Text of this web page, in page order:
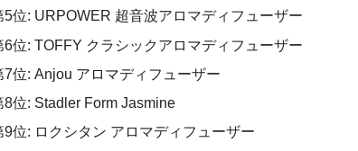
5位: URPOWER 超音波アロマディフューザー
6位: TOFFY クラシックアロマディフューザー
7位: Anjou アロマディフューザー
8位: Stadler Form Jasmine
9位: ロクシタン アロマディフューザー